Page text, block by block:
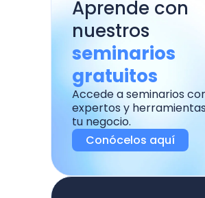
Aprende con
nuestros
seminarios
gratuitos
Accede a seminarios
expertos y
tu negocio.
Conócelos aquí